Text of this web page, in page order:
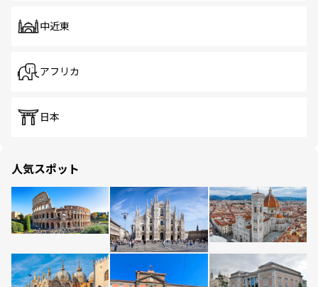
中近東
アフリカ
日本
人気スポット